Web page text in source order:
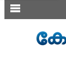
SECTIONS